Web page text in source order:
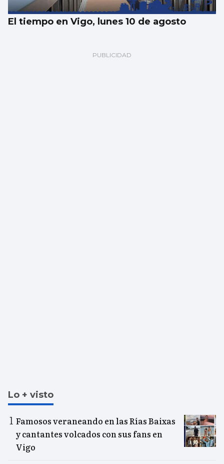
El tiempo en Vigo, lunes 10 de agosto
Lo + visto
Famosos veraneando en las Rías Baixas
y cantantes volcados con sus fans en
Vigo